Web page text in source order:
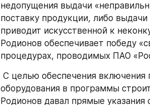
недопущения выдачи
поставку продукции, либо
приводит искусственной к
Родионов обеспечивает победу
процедурах, проводимых ПАО
оборудования в программы
Родионов давал прямые